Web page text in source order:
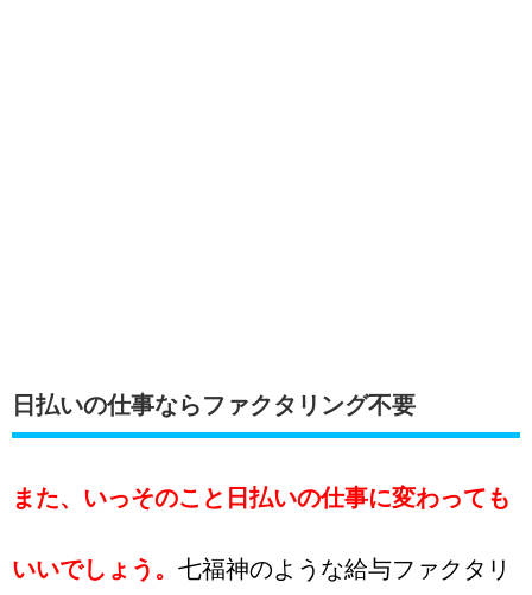
日払いの仕事ならファクタリング不要
また、いっそのこと日払いの仕事に変わっても
いいでしょう。 七福神のような給与ファクタリ